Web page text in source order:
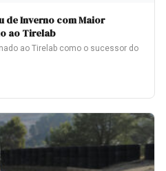
de Inverno com Maior
ao Tirelab
ao Tirelab como o sucessor do